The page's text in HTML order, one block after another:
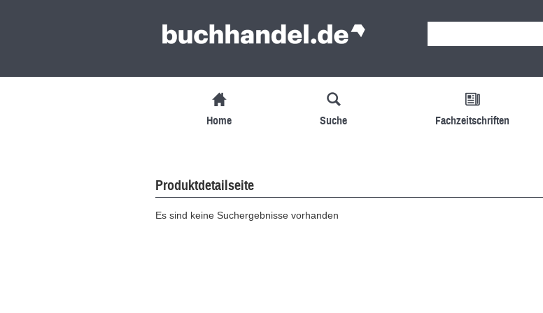
Home Suche Fachzeitschriften
Produktdetailseite
Es sind keine Suchergebnisse vorhanden